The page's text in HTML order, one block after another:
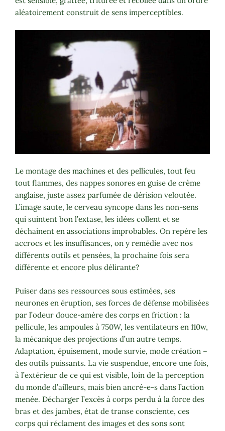
aléatoirement construit de sens imperceptibles.
Le montage des machines et des pellicules, tout feu
tout flammes, des nappes sonores en guise de crème
anglaise, juste assez parfumée de dérision veloutée.
L’image saute, le cerveau syncope dans les non-sens
qui suintent bon l’extase, les idées collent et se
déchainent en associations improbables. On repère les
accrocs et les insuffisances, on y remédie avec nos
différents outils et pensées, la prochaine fois sera
différente et encore plus délirante?
Puiser dans ses ressources sous estimées, ses
neurones en éruption, ses forces de défense mobilisées
par l’odeur douce-amère des corps en friction : la
pellicule, les ampoules à 750W, les ventilateurs en 110w,
la mécanique des projections d’un autre temps.
Adaptation, épuisement, mode survie, mode création –
des outils puissants. La vie suspendue, encore une fois,
à l’extérieur de ce qui est visible, loin de la perception
du monde d’ailleurs, mais bien ancré-e-s dans l’action
menée. Décharger l’excès à corps perdu à la force des
bras et des jambes, état de transe consciente, ces
corps qui réclament des images et des sons sont